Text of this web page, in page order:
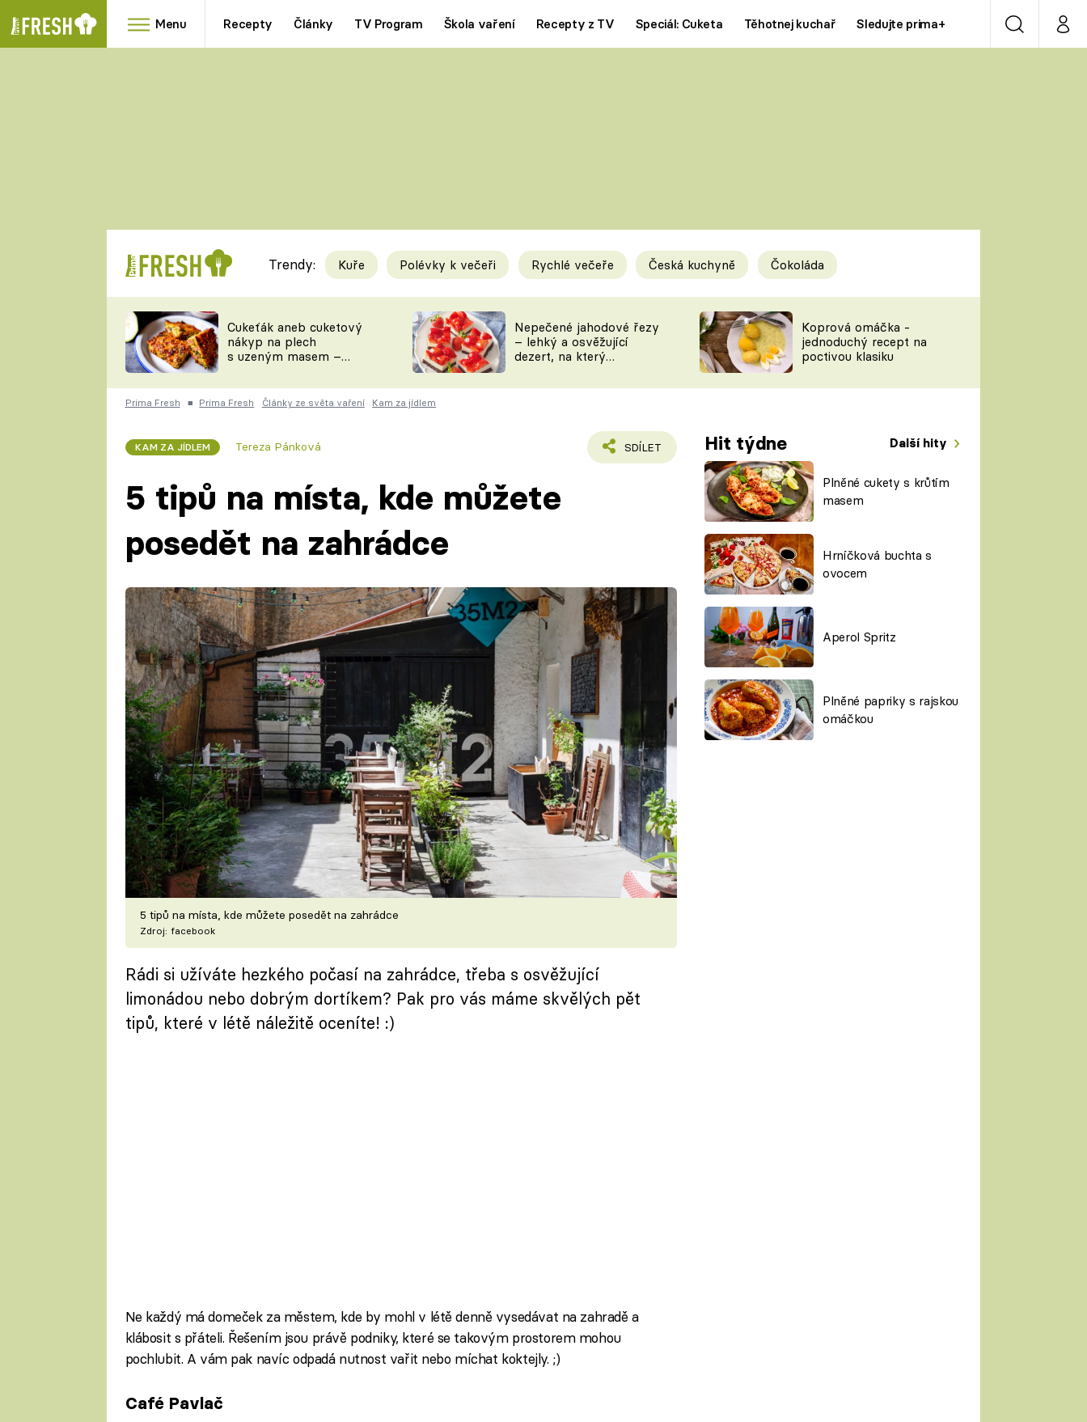
Menu Recepty Články TV Program Škola vaření Recepty z TV Speciál: Cuketa Těhotnej kuchař Sledujte prima+ VyhledáváníMůj
RYCHLOVKY
Videorecepty
TEĎ VAŘÍ ŠÉF!
ČESKO NA TALÍŘI
KUCHAŘKA
Tipy a triky
KAM ZA JÍDLEM
VYCHYTÁVKY
Novinky
ŠÉFREDAKTORKY
ČASOPIS
Prima LAJK
Sledujte nás
Trendy: Kuře Polévky k večeři Rychlé večeře Česká kuchyně Čokoláda
Cukeťák aneb cuketový
nákyp na plech
s uzeným masem –
zpracovat přerostlé
cukety
Nepečené jahodové řezy
– lehký a osvěžující
dezert, na který
Koprová omáčka -
jednoduchý recept na
poctivou klasiku
Prima Fresh ■ Prima Fresh Články ze světa vaření Kam za jídlem
KAM ZA JÍDLEM Tereza Pánková SDÍLET Hit týdne Další hity
Plněné cukety s krůtím
masem
Hrníčková buchta s
ovocem
Aperol Spritz
Plněné papriky s rajskou
omáčkou
5 tipů na místa, kde můžete
posedět na zahrádce
5 tipů na místa, kde můžete posedět na zahrádce
Zdroj: facebook
Rádi si užíváte hezkého počasí na zahrádce, třeba s osvěžující
limonádou nebo dobrým dortíkem? Pak pro vás máme skvělých pět
tipů, které v létě náležitě oceníte! :)
Ne každý má domeček za městem, kde by mohl v létě denně vysedávat na zahradě a
klábosit s přáteli. Řešením jsou právě podniky, které se takovým prostorem mohou
pochlubit. A vám pak navíc odpadá nutnost vařit nebo míchat koktejly. ;)
Café Pavlač